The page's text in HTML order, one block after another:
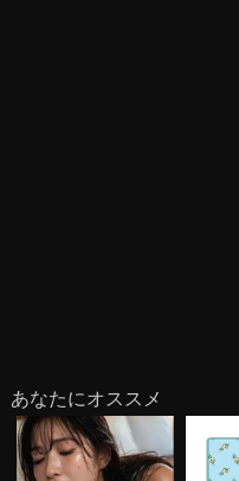
あなたにオススメ